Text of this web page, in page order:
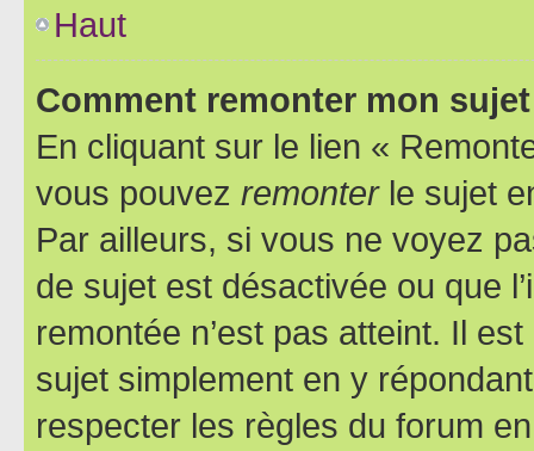
Haut
Comment remonter mon
En cliquant sur le lien «
vous pouvez remonterle sujet
Par ailleurs, si vous ne voyez
de sujet est désactivée ou que
remontée n’est pas atteint. Il
sujet simplement en y
respecter les règles du forum